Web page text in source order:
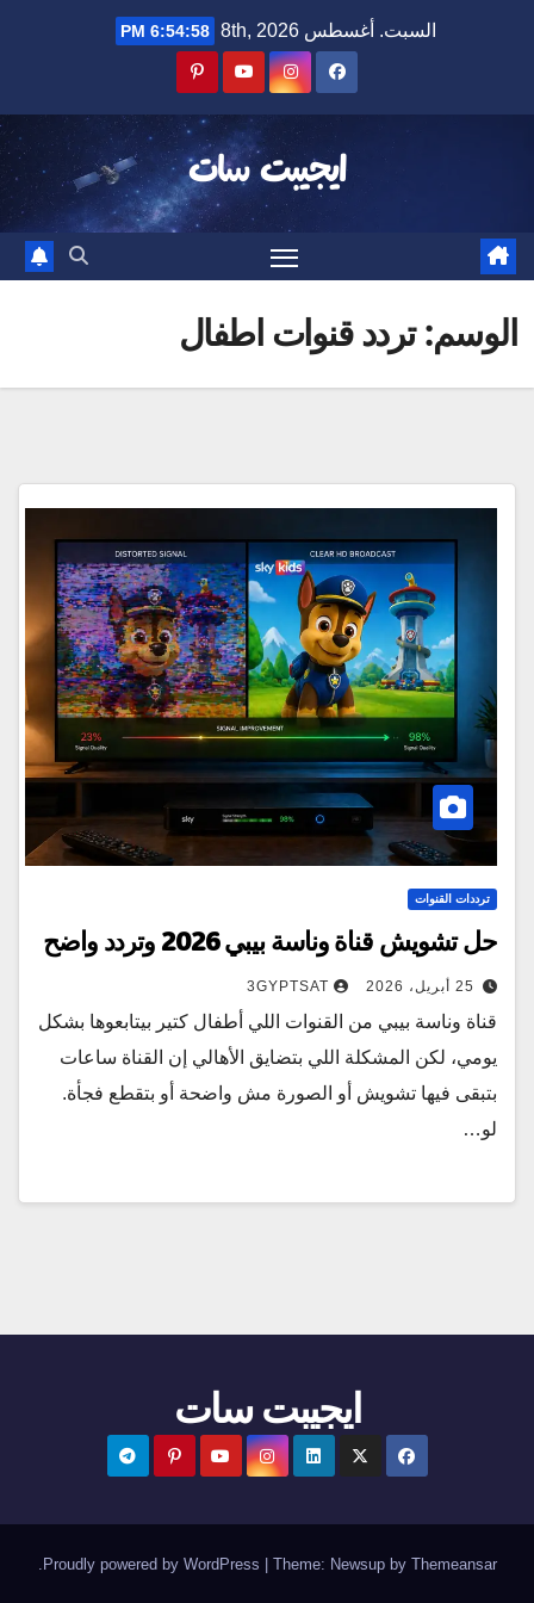
السبت. أغسطس 8th, 2026 6:54:59 PM
ايجيبت سات
الوسم:تردد قنوات اطفال
ترددات القنوات
حل تشويش قناة وناسة بيبي 2026 وتردد واضح
25 أبريل، 2026 3GYPTSAT
قناة وناسة بيبي من القنوات اللي أطفال كتير بيتابعوها بشكل
يومي، لكن المشكلة اللي بتضايق الأهالي إن القناة ساعات
بتبقى فيها تشويش أو الصورة مش واضحة أو بتقطع فجأة.
لو…
ايجيبت سات
Proudly powered by WordPress Theme: Newsupby Themeansar